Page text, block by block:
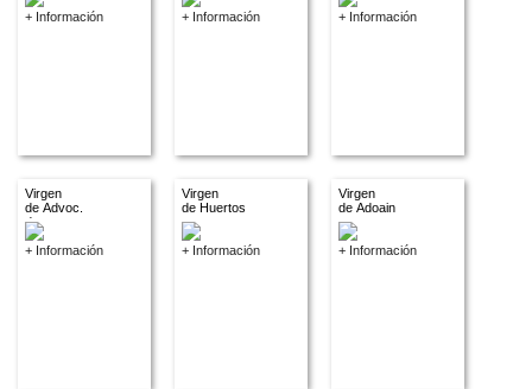
+ Información + Información + Información
Virgen
de Advoc.
descon.
+ Información
Virgen
de Huertos
+ Información
Virgen
de Adoain
+ Información